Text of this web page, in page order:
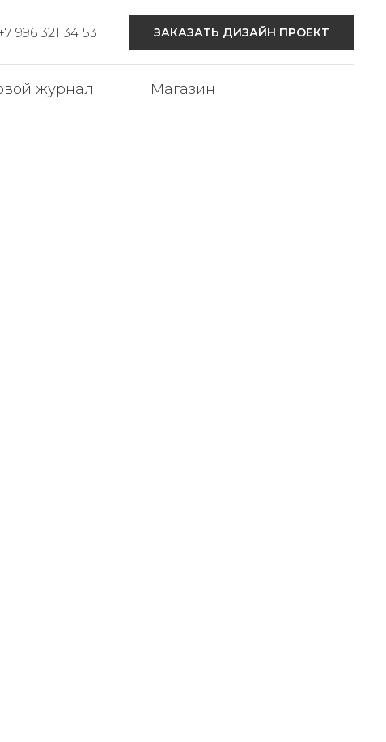
321 34 53 ЗАКАЗАТЬ ДИЗАЙН ПРОЕКТ
журнал Магазин